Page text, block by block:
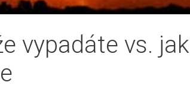
vypadáte vs. jak